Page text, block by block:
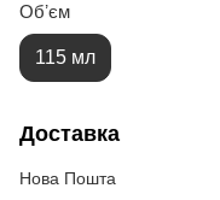
Обʼєм
115 мл
Доставка
Нова Пошта